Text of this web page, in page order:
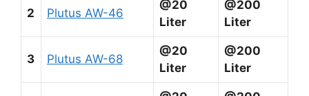
2 Plutus AW-46
@20
Liter
@200
Liter
3 Plutus AW-68
@20
Liter
@200
Liter